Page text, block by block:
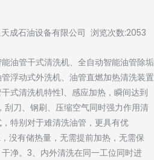
成石油设备有限公司 浏览次数:2053
油管干式清洗机、全自动智能油管除垢
浮动式外洗机、油管直燃加热清洗装置
式清洗机特性1、感应加热，瞬间达到
刀、钢刷、压缩空气同时强力作用清
特别对于难清洗油管，更具有优
没有储热量，无需提前加热，无需保
净。3、内外清洗在同一工位同时进